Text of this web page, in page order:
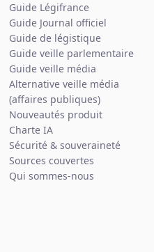
Guide Légifrance
Guide Journal officiel
Guide de légistique
Guide veille parlementaire
Guide veille média
Alternative veille média
(affaires publiques)
Nouveautés produit
Charte IA
Sécurité & souveraineté
Sources couvertes
Qui sommes-nous